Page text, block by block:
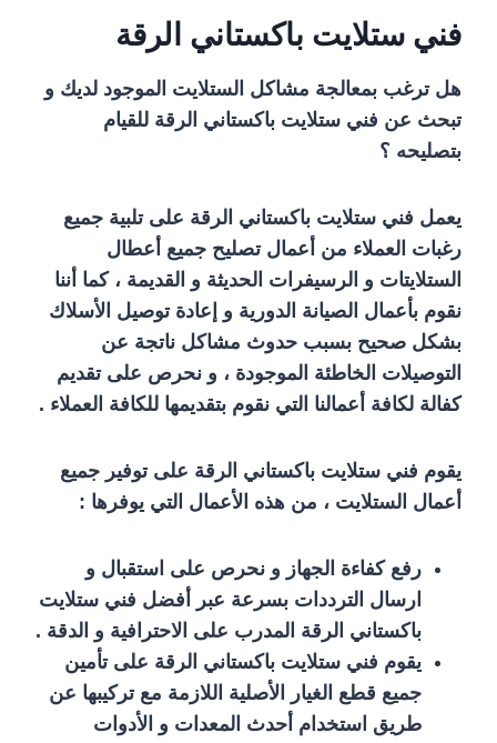
فني ستلايت باكستاني الرقة
هل ترغب بمعالجة مشاكل الستلايت الموجود لديك و
تبحث عن فني ستلايت باكستاني الرقة للقيام
بتصليحه ؟
يعمل فني ستلايت باكستاني الرقة على تلبية جميع
رغبات العملاء من أعمال تصليح جميع أعطال
الستلايتات و الرسيفرات الحديثة و القديمة ، كما أننا
نقوم بأعمال الصيانة الدورية و إعادة توصيل الأسلاك
بشكل صحيح بسبب حدوث مشاكل ناتجة عن
التوصيلات الخاطئة الموجودة ، و نحرص على تقديم
كفالة لكافة أعمالنا التي نقوم بتقديمها للكافة العملاء .
يقوم فني ستلايت باكستاني الرقة على توفير جميع
أعمال الستلايت ، من هذه الأعمال التي يوفرها :
رفع كفاءة الجهاز و نحرص على استقبال و
ارسال الترددات بسرعة عبر أفضل فني ستلايت
باكستاني الرقة المدرب على الاحترافية و الدقة .
يقوم فني ستلايت باكستاني الرقة على تأمين
جميع قطع الغيار الأصلية اللازمة مع تركيبها عن
طريق استخدام أحدث المعدات و الأدوات